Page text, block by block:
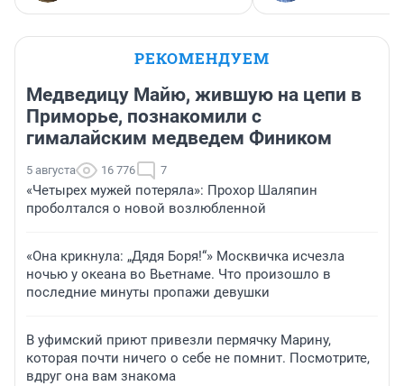
РЕКОМЕНДУЕМ
Медведицу Майю, жившую на цепи в
Приморье, познакомили с
гималайским медведем Фиником
5 августа 16 776 7
«Четырех мужей потеряла»: Прохор Шаляпин
проболтался о новой возлюбленной
«Она крикнула: „Дядя Боря!“» Москвичка исчезла
ночью у океана во Вьетнаме. Что произошло в
последние минуты пропажи девушки
В уфимский приют привезли пермячку Марину,
которая почти ничего о себе не помнит. Посмотрите,
вдруг она вам знакома